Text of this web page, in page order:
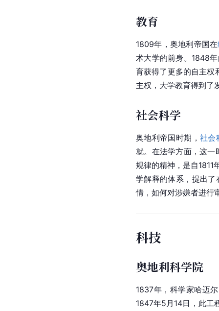
教育
1809年，奥地利帝国在
术大学的前身。1848
育获得了更多的自主权
主权，大学教育得到了
社会科学
奥地利帝国时期， 社会
就。在法学方面，这一
规律的精神，是自1811
学解释的体系，提出
情，如何对涉嫌者进行
科技
奥地利科学院
1837年，科学家哈迈
1847年5月14日，此工